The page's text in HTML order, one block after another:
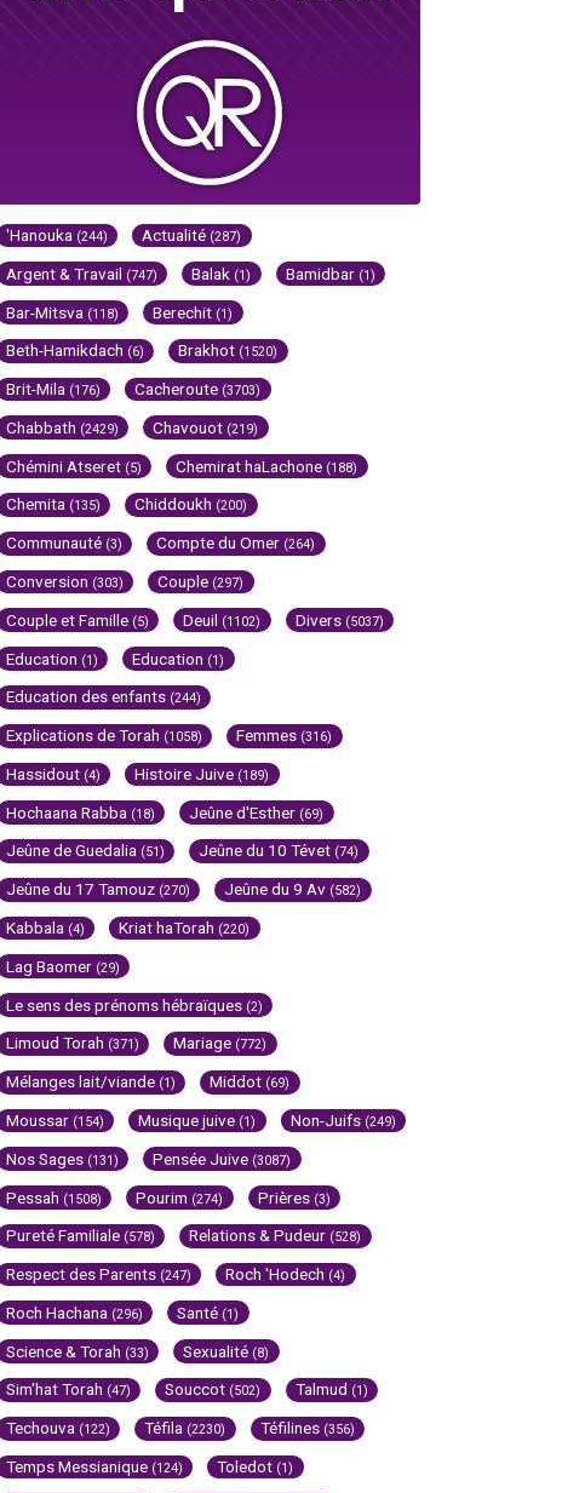
'Hanouka (244) Actualité (287)
Argent & Travail (747) Balak (1) Bamidbar (1)
Bar-Mitsva (118) Berechit (1)
Beth-Hamikdach (6) Brakhot (1520)
Brit-Mila (176) Cacheroute (3703)
Chabbath (2429) Chavouot (219)
Chémini Atseret (5) Chemirat haLachone (188)
Chemita (135) Chiddoukh (200)
Communauté (3) Compte du Omer (264)
Conversion (303) Couple (297)
Couple et Famille (5) Deuil (1102) Divers (5037)
Education (1) Education (1)
Education des enfants (244)
Explications de Torah (1058) Femmes (316)
Hassidout (4) Histoire Juive (189)
Hochaana Rabba (18) Jeûne d'Esther (69)
Jeûne de Guedalia (51) Jeûne du 10 Tévet (74)
Jeûne du 17 Tamouz (270) Jeûne du 9 Av (582)
Kabbala (4) Kriat haTorah (220)
Lag Baomer (29)
Le sens des prénoms hébraïques (2)
Limoud Torah (371) Mariage (772)
Mélanges lait/viande (1) Middot (69)
Moussar (154) Musique juive (1) Non-Juifs (249)
Nos Sages (131) Pensée Juive (3087)
Pessah (1508) Pourim (274) Prières (3)
Pureté Familiale (578) Relations & Pudeur (528)
Respect des Parents (247) Roch 'Hodech (4)
Roch Hachana (296) Santé (1)
Science & Torah (33) Sexualité (8)
Sim'hat Torah (47) Souccot (502) Talmud (1)
Techouva (122) Téfila (2230) Téfilines (356)
Temps Messianique (124) Toledot (1)